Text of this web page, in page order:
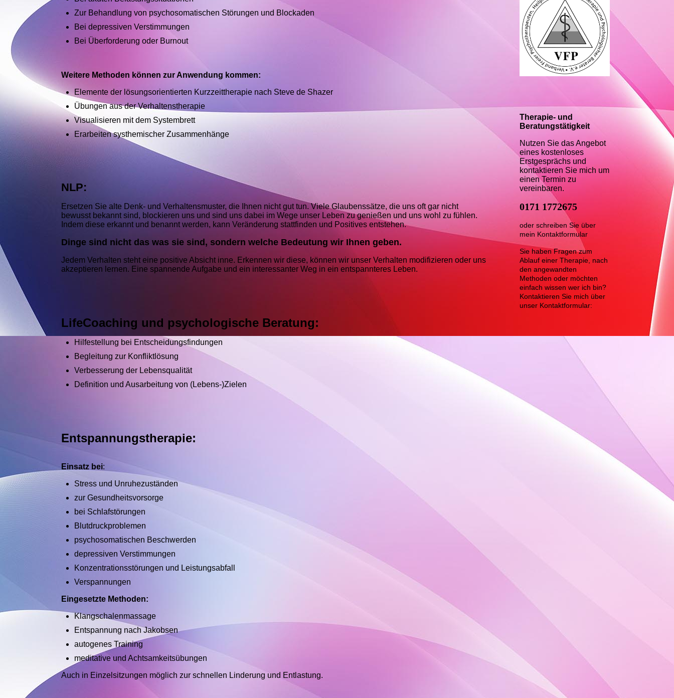
Zur Behandlung von psychosomatischen Störungen und Blockaden
Bei depressiven Verstimmungen
Bei Überforderung oder Burnout
Weitere Methoden können zur Anwendung kommen:
Elemente der lösungsorientierten Kurzzeittherapie nach Steve de Shazer
Übungen aus der Verhaltenstherapie
Visualisieren mit dem Systembrett
Erarbeiten systhemischer Zusammenhänge
NLP:
Ersetzen Sie alte Denk- und Verhaltensmuster, die Ihnen nicht gut tun. Viele Glaubenssätze, die uns oft gar nicht
bewusst bekannt sind, blockieren uns und sind uns dabei im Wege unser Leben zu genießen und uns wohl zu fühlen.
Indem diese erkannt und benannt werden, kann Veränderung stattfinden und Positives entstehen.
Dinge sind nicht das was sie sind, sondern welche Bedeutung wir Ihnen geben.
Jedem Verhalten steht eine positive Absicht inne. Erkennen wir diese, können wir unser Verhalten modifizieren oder uns
akzeptieren lernen. Eine spannende Aufgabe und ein interessanter Weg in ein entspannteres Leben.
LifeCoaching und psychologische Beratung:
Hilfestellung bei Entscheidungsfindungen
Begleitung zur Konfliktlösung
Verbesserung der Lebensqualität
Definition und Ausarbeitung von (Lebens-)Zielen
Entspannungstherapie:
Einsatz bei:
Stress und Unruhezuständen
zur Gesundheitsvorsorge
bei Schlafstörungen
Blutdruckproblemen
psychosomatischen Beschwerden
depressiven Verstimmungen
Konzentrationsstörungen und Leistungsabfall
Verspannungen
Eingesetzte Methoden:
Klangschalenmassage
Entspannung nach Jakobsen
autogenes Training
meditative und Achtsamkeitsübungen
Auch in Einzelsitzungen möglich zur schnellen Linderung und Entlastung.
Therapie- und
Beratungstätigkeit
Nutzen Sie das Angebot
eines kostenloses
Erstgesprächs und
kontaktieren Sie mich um
einen Termin zu
vereinbaren.
0171 1772675
oder schreiben Sie über
mein Kontaktformular
Sie haben Fragen zum
Ablauf einer Therapie, nach
den angewandten
Methoden oder möchten
einfach wissen wer ich bin?
Kontaktieren Sie mich über
unser Kontaktformular: